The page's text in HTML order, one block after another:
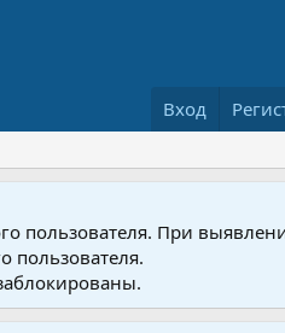
Вход
пользователя. При
пользователя.